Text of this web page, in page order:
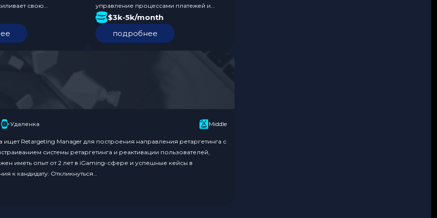
свою
который хорошо
и сможет стать
Кандидат
работы в iGaming и
африканского
удаленная, full-
управление процессами платежей и
оптимизацию финансовых операций.
Команда предлагает
конкурентоспособную зарплату в
отклике укажите, что нашли вакансию на
Traffnews. Больше…
$3k-5k/month
подробнее
Удаленка Middle
Retargeting Manager для построения направления ретаргетинга с
системы ретаргетинга и реактивации пользователей,
иметь опыт от 2 лет в iGaming-сфере и успешные кейсы в
к кандидату: Откликнуться…